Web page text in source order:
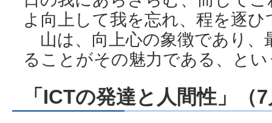
よ向上して我を忘れ、程を逐ひ
山は、向上心の象徴であり、
ることがその魅力である、と
「ICTの発達と人間性」（